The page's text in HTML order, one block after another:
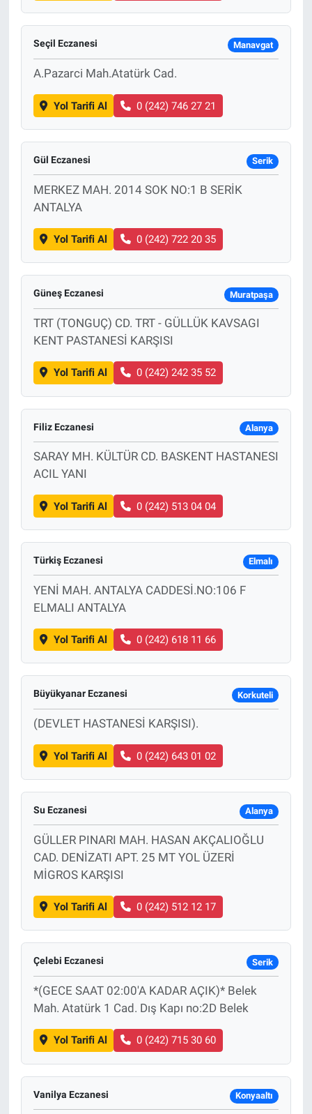
Seçil Eczanesi Manavgat
A.Pazarci Mah.Atatürk Cad.
Yol Tarifi Al 0 (242) 746 27 21
Gül Eczanesi Serik
MERKEZ MAH. 2014 SOK NO:1 B SERİK
ANTALYA
Yol Tarifi Al 0 (242) 722 20 35
Güneş Eczanesi Muratpaşa
TRT (TONGUÇ) CD. TRT - GÜLLÜK KAVSAGI
KENT PASTANESİ KARŞISI
Yol Tarifi Al 0 (242) 242 35 52
Filiz Eczanesi Alanya
SARAY MH. KÜLTÜR CD. BASKENT HASTANESI
ACIL YANI
Yol Tarifi Al 0 (242) 513 04 04
Türkiş Eczanesi Elmalı
YENİ MAH. ANTALYA CADDESİ.NO:106 F
ELMALI ANTALYA
Yol Tarifi Al 0 (242) 618 11 66
Büyükyanar Eczanesi Korkuteli
(DEVLET HASTANESİ KARŞISI).
Yol Tarifi Al 0 (242) 643 01 02
Su Eczanesi Alanya
GÜLLER PINARI MAH. HASAN AKÇALIOĞLU
CAD. DENİZATI APT. 25 MT YOL ÜZERİ
MİGROS KARŞISI
Yol Tarifi Al 0 (242) 512 12 17
Çelebi Eczanesi Serik
*(GECE SAAT 02:00'A KADAR AÇIK)* Belek
Mah. Atatürk 1 Cad. Dış Kapı no:2D Belek
Yol Tarifi Al 0 (242) 715 30 60
Vanilya Eczanesi Konyaaltı